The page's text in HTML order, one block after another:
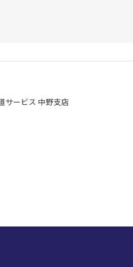
サービス 中野支店